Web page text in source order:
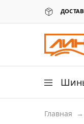
Линарис
Продажа
шин,
дисков
Легковые
Главная →